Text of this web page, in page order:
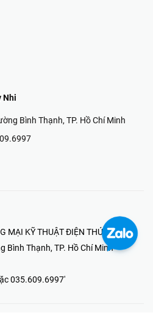
Nhi
Bình Thạnh, TP. Hồ Chí Minh
MẠI KỸ THUẬT ĐIỆN THÚY NHI
Bình Thạnh, TP. Hồ Chí Minh
035.609.6997'